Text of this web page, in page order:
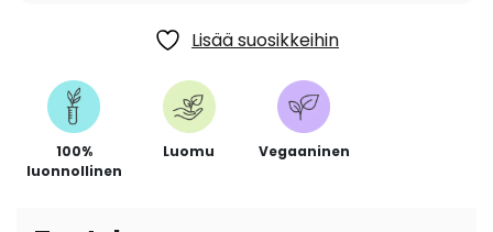
Lisää suosikkeihin
100%
luonnollinen
Luomu Vegaaninen